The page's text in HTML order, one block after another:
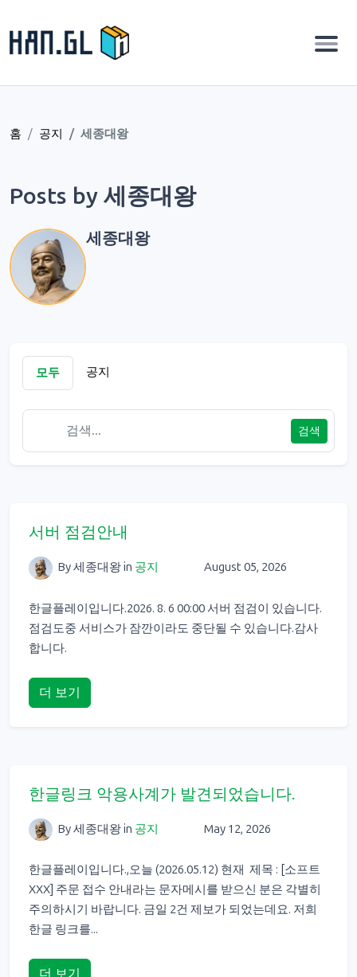
홈 공지 세종대왕
Posts by 세종대왕
세종대왕
모두 공지
검색
서버 점검안내
By 세종대왕in 공지 August 05, 2026
한글플레이입니다.2026. 8. 6 00:00 서버 점검이 있습니다.
점검도중 서비스가 잠깐이라도 중단될 수 있습니다.감사
합니다.
더 보기
한글링크 악용사계가 발견되었습니다.
By 세종대왕in 공지 May 12, 2026
한글플레이입니다.,오늘 (2026.05.12) 현재 제목 : [소프트
XXX] 주문 접수 안내라는 문자메시를 받으신 분은 각별히
주의하시기 바랍니다. 금일 2건 제보가 되었는데요. 저희
한글 링크를...
더 보기